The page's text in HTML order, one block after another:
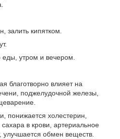
залить кипятком.
еды, утром и вечером.
благотворно влияет на
поджелудочной железы,
понижается холестерин,
в крови, артериальное
улучшается обмен веществ.